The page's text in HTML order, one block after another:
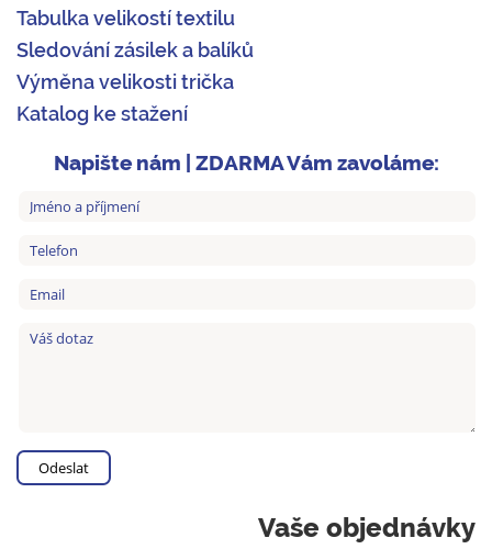
Tabulka velikostí textilu
Sledování zásilek a balíků
Výměna velikosti trička
Katalog ke stažení
Napište nám | ZDARMA Vám zavoláme:
Vaše objednávky